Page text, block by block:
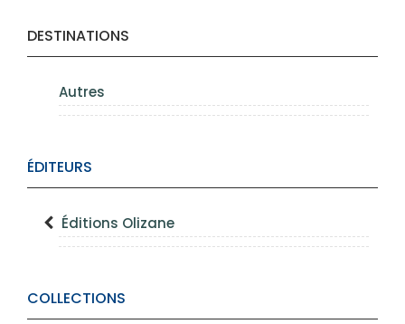
DESTINATIONS
Autres
ÉDITEURS
Éditions Olizane
COLLECTIONS